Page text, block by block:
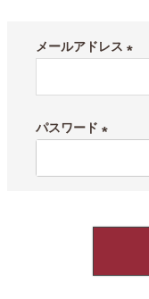
メールアドレス
必
)
パスワード
必
)